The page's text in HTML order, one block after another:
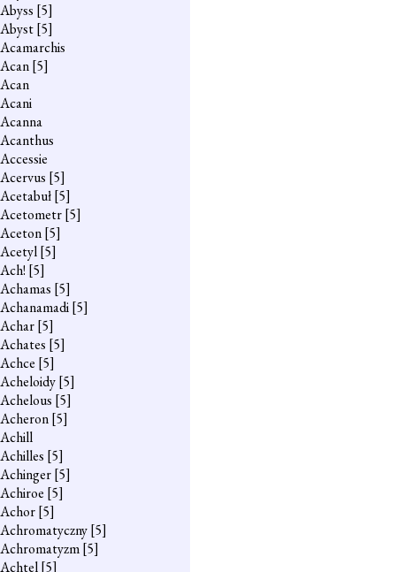
Abyss [5]
Abyst[5]
Acamarchis
Acan[5]
Acan
Acani
Acanna
Acanthus
Accessie
Acervus [5]
Acetabuł[5]
Acetometr[5]
Aceton[5]
Acetyl[5]
Ach! [5]
Achamas [5]
Achanamadi[5]
Achar[5]
Achates [5]
Achce [5]
Acheloidy[5]
Achelous [5]
Acheron[5]
Achill
Achilles [5]
Achinger[5]
Achiroe [5]
Achor[5]
Achromatyczny[5]
Achromatyzm[5]
Achtel[5]